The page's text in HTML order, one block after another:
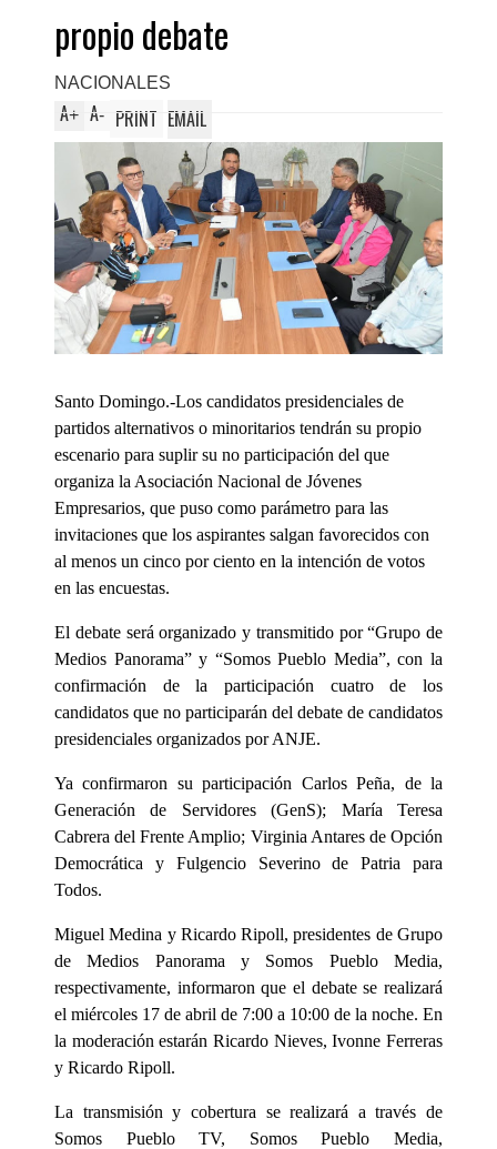
propio debate
NACIONALES
A+ A- PRINT EMAIL
Santo Domingo.-Los candidatos presidenciales de
partidos alternativos o minoritarios tendrán su propio
escenario para suplir su no participación del que
organiza la Asociación Nacional de Jóvenes
Empresarios, que puso como parámetro para las
invitaciones que los aspirantes salgan favorecidos con
al menos un cinco por ciento en la intención de votos
en las encuestas.
El debate será organizado y transmitido por “Grupo de
Medios Panorama” y “Somos Pueblo Media”, con la
confirmación de la participación cuatro de los
candidatos que no participarán del debate de candidatos
presidenciales organizados por ANJE.
Ya confirmaron su participación Carlos Peña, de la
Generación de Servidores (GenS); María Teresa
Cabrera del Frente Amplio; Virginia Antares de Opción
Democrática y Fulgencio Severino de Patria para
Todos.
Miguel Medina y Ricardo Ripoll, presidentes de Grupo
de Medios Panorama y Somos Pueblo Media,
respectivamente, informaron que el debate se realizará
el miércoles 17 de abril de 7:00 a 10:00 de la noche. En
la moderación estarán Ricardo Nieves, Ivonne Ferreras
y Ricardo Ripoll.
La transmisión y cobertura se realizará a través de
Somos Pueblo TV, Somos Pueblo Media,